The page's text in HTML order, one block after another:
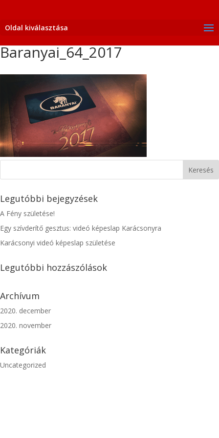
Oldal kiválasztása
Baranyai_64_2017
Legutóbbi bejegyzések
A Fény születése!
Egy szívderítő gesztus: videó képeslap Karácsonyra
Karácsonyi videó képeslap születése
Legutóbbi hozzászólások
Archívum
2020. december
2020. november
Kategóriák
Uncategorized